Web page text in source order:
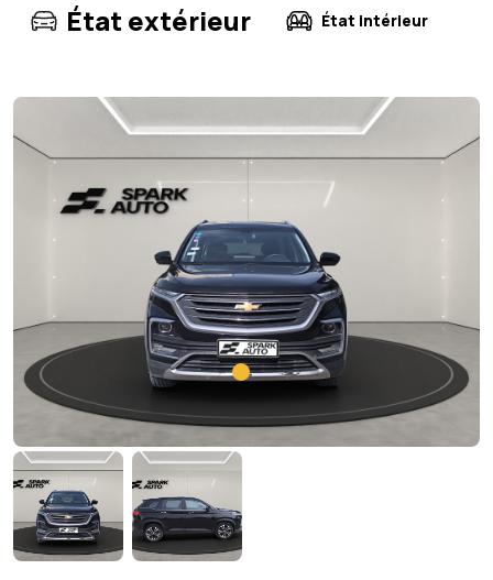
État extérieur État intérieur